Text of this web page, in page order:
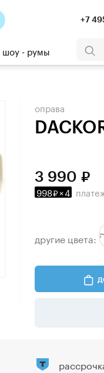
+7
шоу - румы
оправа
3 990
998 ×4
другие цвета: